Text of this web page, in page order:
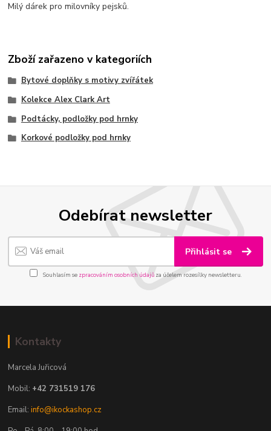
Milý dárek pro milovníky pejsků.
Zboží zařazeno v kategoriích
Bytové doplňky s motivy zvířátek
Kolekce Alex Clark Art
Podtácky, podložky pod hrnky
Korkové podložky pod hrnky
Odebírat newsletter
Přihlásit se
Souhlasím se zpracováním osobních údajůza účelem rozesílky newsletteru.
Kontakty
Marcela Juřicová
Mobil: +42 731519 176
Email:info@ikockashop.cz